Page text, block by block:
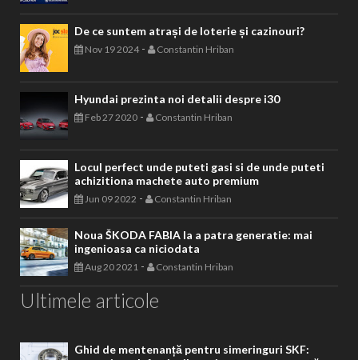
De ce suntem atrași de loterie și cazinouri?
Nov 19 2024- Constantin Hriban
Hyundai prezinta noi detalii despre i30
Feb 27 2020 - Constantin Hriban
Locul perfect unde puteti gasi si de unde puteti
achizitiona machete auto premium
Jun 09 2022 - Constantin Hriban
Noua ŠKODA FABIA la a patra generatie: mai
ingenioasa ca niciodata
Aug 20 2021 - Constantin Hriban
Ultimele articole
Ghid de mentenanță pentru simeringuri SKF: